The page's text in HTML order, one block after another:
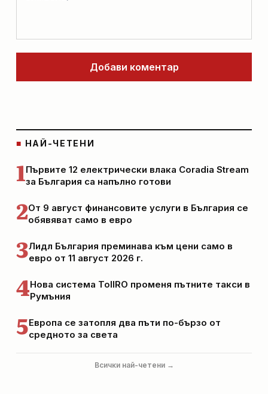
Добави коментар
■ НАЙ-ЧЕТЕНИ
1Първите 12 електрически влака Coradia Stream
за България са напълно готови
2От 9 август финансовите услуги в България се
обявяват само в евро
3Лидл България преминава към цени само в
евро от 11 август 2026 г.
4Нова система TollRO променя пътните такси в
Румъния
5Европа се затопля два пъти по-бързо от
средното за света
Всички най-четени →